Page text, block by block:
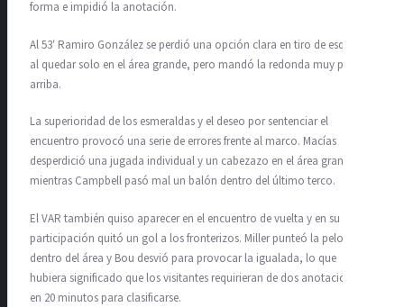
forma e impidió la anotación.
Al 53′ Ramiro González se perdió una opción clara en tiro de esquina
al quedar solo en el área grande, pero mandó la redonda muy por
arriba.
La superioridad de los esmeraldas y el deseo por sentenciar el
encuentro provocó una serie de errores frente al marco. Macías
desperdició una jugada individual y un cabezazo en el área grande
mientras Campbell pasó mal un balón dentro del último terco.
El VAR también quiso aparecer en el encuentro de vuelta y en su
participación quitó un gol a los fronterizos. Miller punteó la pelota
dentro del área y Bou desvió para provocar la igualada, lo que
hubiera significado que los visitantes requirieran de dos anotaciones
en 20 minutos para clasificarse.